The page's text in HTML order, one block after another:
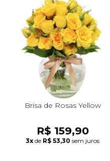
Brisa de Rosas Yellow
R$ 159,90
3x de R$ 53,30 sem juros